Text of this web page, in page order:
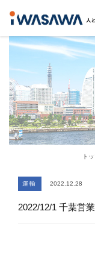
ト
運輸 2022.12.28
2022/12/1 千葉営